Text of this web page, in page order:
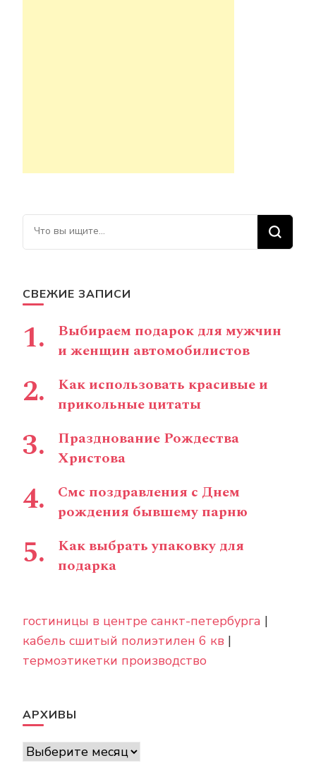
Ищите что-то?
СВЕЖИЕ ЗАПИСИ
Выбираем подарок для мужчин
и женщин автомобилистов
Как использовать красивые и
прикольные цитаты
Празднование Рождества
Христова
Смс поздравления с Днем
рождения бывшему парню
Как выбрать упаковку для
подарка
гостиницы в центре санкт-петербурга |
кабель сшитый полиэтилен 6 кв |
термоэтикетки производство
АРХИВЫ
Архивы